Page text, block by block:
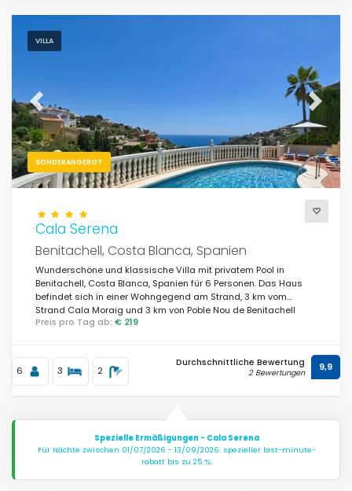
VILLA
SONDERANGEBOT
Previous Next
Cala Serena
Benitachell, Costa Blanca, Spanien
Wunderschöne und klassische Villa mit privatem Pool in
Benitachell, Costa Blanca, Spanien für 6 Personen. Das Haus
befindet sich in einer Wohngegend am Strand, 3 km vom
Strand Cala Moraig und 3 km von Poble Nou de Benitachell
entfernt.
Preis pro Tag ab: € 219
6 3 2
Durchschnittliche Bewertung
2 Bewertungen 9,9
Spezielle Ermäßigungen - Cala Serena
Für Nächte zwischen 01/07/2026 - 13/09/2026: spezieller last-minute-
rabatt bis zu 25 %.